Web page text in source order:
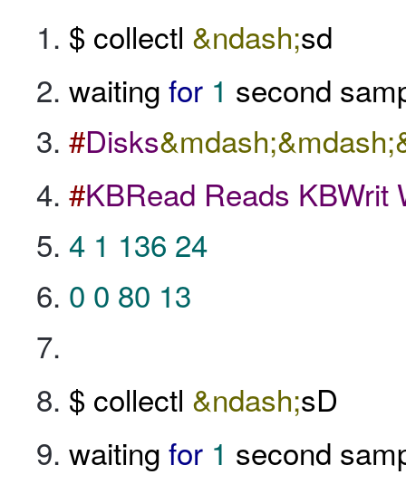
$ collectl &ndash;sd
waiting for 1 second
#Disks
#KBRead Reads KBWrit
4 1 136 24
0 0 80 13
$ collectl &ndash;sD
waiting for 1 second